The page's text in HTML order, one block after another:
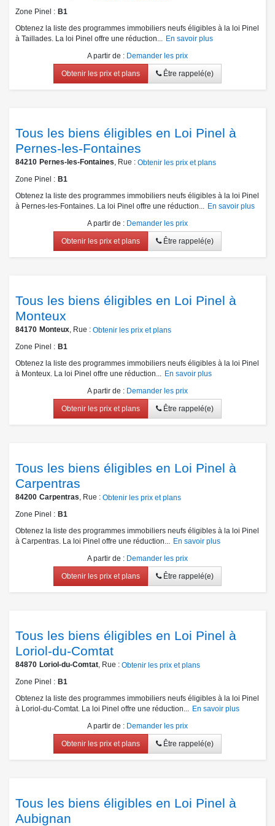
Zone Pinel
B1
Obtenez la liste des programmes immobiliers neufs éligibles à la loi Pinel
à Taillades. La loi Pinel offre une réduction...
En savoir plus
A partir de : Demander les prix
Obtenir les prix et plans Être rappelé(e)
Tous les biens éligibles en Loi Pinel à
Pernes-les-Fontaines
84210 Pernes-les-Fontaines , Rue : Obtenir les prix et plans
Zone Pinel
B1
Obtenez la liste des programmes immobiliers neufs éligibles à la loi Pinel
à Pernes-les-Fontaines. La loi Pinel offre une réduction...
En savoir plus
A partir de : Demander les prix
Obtenir les prix et plans Être rappelé(e)
Tous les biens éligibles en Loi Pinel à
Monteux
84170 Monteux , Rue : Obtenir les prix et plans
Zone Pinel
B1
Obtenez la liste des programmes immobiliers neufs éligibles à la loi Pinel
à Monteux. La loi Pinel offre une réduction...
En savoir plus
A partir de : Demander les prix
Obtenir les prix et plans Être rappelé(e)
Tous les biens éligibles en Loi Pinel à
Carpentras
84200 Carpentras , Rue : Obtenir les prix et plans
Zone Pinel
B1
Obtenez la liste des programmes immobiliers neufs éligibles à la loi Pinel
à Carpentras. La loi Pinel offre une réduction...
En savoir plus
A partir de : Demander les prix
Obtenir les prix et plans Être rappelé(e)
Tous les biens éligibles en Loi Pinel à
Loriol-du-Comtat
84870 Loriol-du-Comtat , Rue : Obtenir les prix et plans
Zone Pinel
B1
Obtenez la liste des programmes immobiliers neufs éligibles à la loi Pinel
à Loriol-du-Comtat. La loi Pinel offre une réduction...
En savoir plus
A partir de : Demander les prix
Obtenir les prix et plans Être rappelé(e)
Tous les biens éligibles en Loi Pinel à
Aubignan